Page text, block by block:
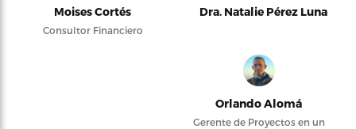
Moises Cortés
Consultor Financiero
Dra. Natalie Pérez Luna
Orlando Alomá
Gerente de Proyectos en un